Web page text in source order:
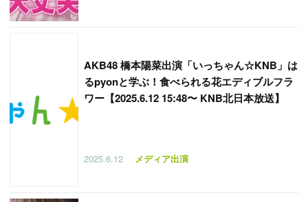
AKB48 橋本陽菜出演「いっちゃん☆KNB」は
るpyonと学ぶ！食べられる花エディブルフラ
ワー【2025.6.12 15:48〜 KNB北日本放送】
2025.6.12 メディア出演